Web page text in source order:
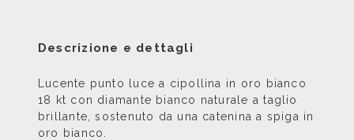
Descrizione e dettagli
Lucente punto luce a cipollina in oro bianco
18 kt con diamante bianco naturale a taglio
brillante, sostenuto da una catenina a spiga in
oro bianco.